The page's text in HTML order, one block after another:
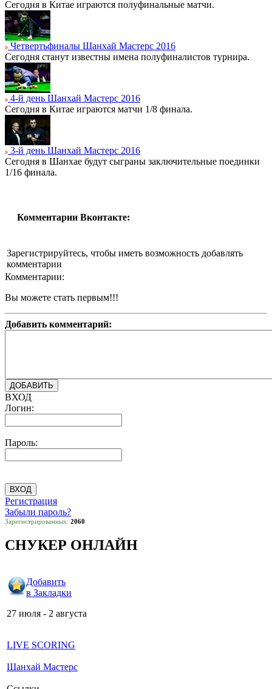
Сегодня в Китае играются полуфинальные матчи.
Четвертьфиналы Шанхай Мастерс 2016
Сегодня станут известны имена полуфиналистов турнира.
4-й день Шанхай Мастерс 2016
Сегодня в Китае играются матчи 1/8 финала.
3-й день Шанхай Мастерс 2016
Сегодня в Шанхае будут сыграны заключительные поединки
1/16 финала.
Комментарии Вконтакте:
Зарегистрируйтесь, чтобы иметь возможность добавлять
комментарии
Комментарии:
Вы можете стать первым!!!
Добавить комментарий:
ВХОД
Логин:
Пароль:
Регистрация
Забыли пароль?
Зарегистрированных: 2060
СНУКЕР ОНЛАЙН
Добавить
в Закладки
27 июля - 2 августа
LIVE SCORING
Шанхай Мастерс